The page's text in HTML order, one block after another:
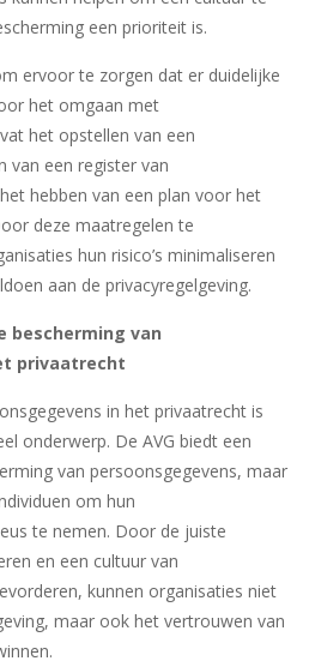
een prioriteit is.
ervoor te zorgen dat er duidelijke
het omgaan met
het opstellen van een
van een register van
hebben van een plan voor het
deze maatregelen te
hun risico’s minimaliseren
aan de privacyregelgeving.
bescherming van
privaatrecht
in het privaatrecht is
onderwerp. De AVG biedt een
van persoonsgegevens, maar
om hun
te nemen. Door de juiste
en een cultuur van
kunnen organisaties niet
maar ook het vertrouwen van